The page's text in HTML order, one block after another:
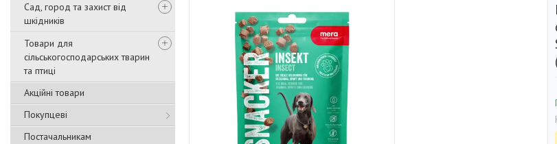
Сад, город та захист від
шкідників
Товари для
сільськогосподарських тварин
та птиці
Акційні товари
Покупцеві
Постачальникам